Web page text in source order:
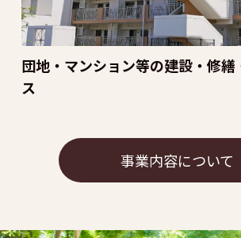
団地・マンション等の建設・修繕
ス
事業内容について